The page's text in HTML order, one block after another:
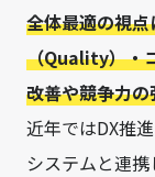
全体最適の視
（Quality）・
改善や競争力
近年ではDX推
システムと連